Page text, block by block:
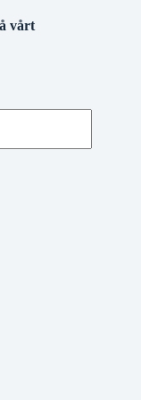
vårt